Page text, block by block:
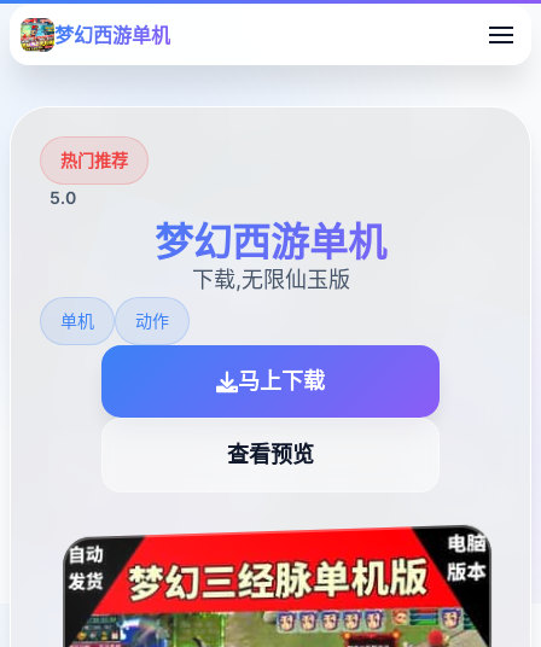
梦幻西游单机
热门推荐
5.0
梦幻西游单机
下载,无限仙玉版
单机 动作
马上下载
查看预览